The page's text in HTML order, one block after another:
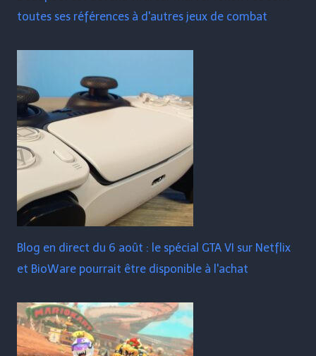
toutes ses références à d'autres jeux de combat
Blog en direct du 6 août : le spécial GTA VI sur Netflix
et BioWare pourrait être disponible à l'achat